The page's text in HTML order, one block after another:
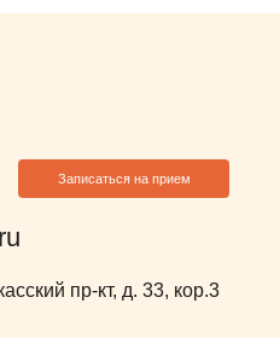
Записаться на прием
пр-кт, д. 33, кор.3